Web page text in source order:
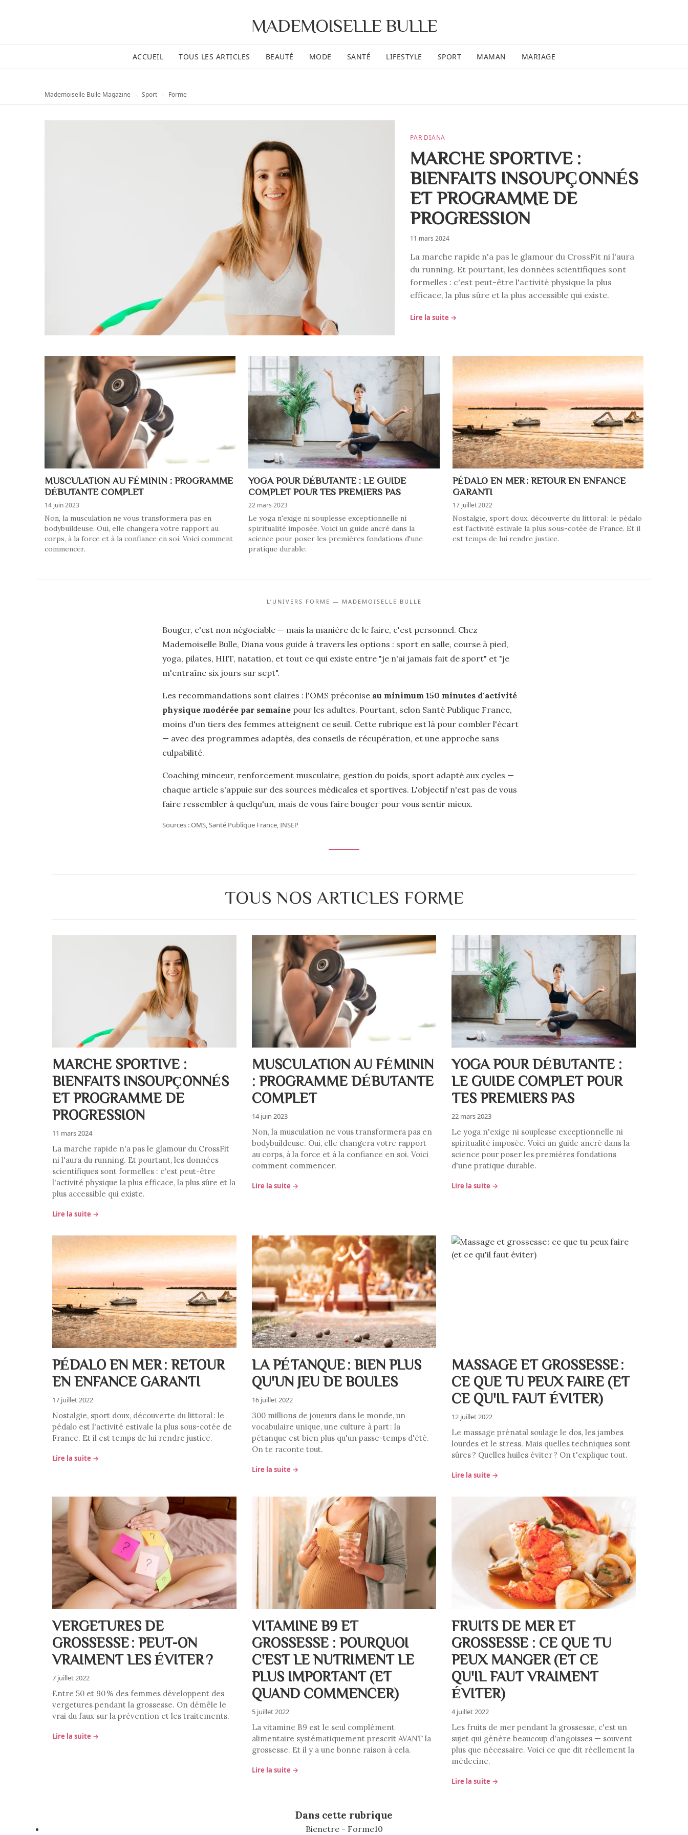
MADEMOISELLE BULLE
ACCUEIL TOUS LES ARTICLES BEAUTÉ MODE SANTÉ LIFESTYLE SPORT MAMAN MARIAGE
Mademoiselle Bulle Magazine Sport Forme
PAR DIANA
MARCHE SPORTIVE :
BIENFAITS INSOUPÇONNÉS
ET PROGRAMME DE
PROGRESSION
11 mars 2024
La marche rapide n'a pas le glamour du CrossFit ni l'aura
du running. Et pourtant, les données scientifiques sont
formelles : c'est peut-être l'activité physique la plus
efficace, la plus sûre et la plus accessible qui existe.
Lire la suite →
MUSCULATION AU FÉMININ : PROGRAMME
DÉBUTANTE COMPLET
14 juin 2023
Non, la musculation ne vous transformera pas en
bodybuildeuse. Oui, elle changera votre rapport au
corps, à la force et à la confiance en soi. Voici comment
commencer.
YOGA POUR DÉBUTANTE : LE GUIDE
COMPLET POUR TES PREMIERS PAS
22 mars 2023
Le yoga n'exige ni souplesse exceptionnelle ni
spiritualité imposée. Voici un guide ancré dans la
science pour poser les premières fondations d'une
pratique durable.
PÉDALO EN MER : RETOUR EN ENFANCE
GARANTI
17 juillet 2022
Nostalgie, sport doux, découverte du littoral : le pédalo
est l'activité estivale la plus sous-cotée de France. Et il
est temps de lui rendre justice.
L’UNIVERS FORME — MADEMOISELLE BULLE
Bouger, c'est non négociable — mais la manière de le faire, c'est personnel. Chez
Mademoiselle Bulle, Diana vous guide à travers les options : sport en salle, course à pied,
yoga, pilates, HIIT, natation, et tout ce qui existe entre "je n'ai jamais fait de sport" et "je
m'entraîne six jours sur sept".
Les recommandations sont claires : l'OMS préconise au minimum 150 minutes d'activité
physique modérée par semaine pour les adultes. Pourtant, selon Santé Publique France,
moins d'un tiers des femmes atteignent ce seuil. Cette rubrique est là pour combler l'écart
— avec des programmes adaptés, des conseils de récupération, et une approche sans
culpabilité.
Coaching minceur, renforcement musculaire, gestion du poids, sport adapté aux cycles —
chaque article s'appuie sur des sources médicales et sportives. L'objectif n'est pas de vous
faire ressembler à quelqu'un, mais de vous faire bouger pour vous sentir mieux.
Sources : OMS, Santé Publique France, INSEP
TOUS NOS ARTICLES FORME
MARCHE SPORTIVE :
BIENFAITS INSOUPÇONNÉS
ET PROGRAMME DE
PROGRESSION
11 mars 2024
La marche rapide n'a pas le glamour du CrossFit
ni l'aura du running. Et pourtant, les données
scientifiques sont formelles : c'est peut-être
l'activité physique la plus efficace, la plus sûre et la
plus accessible qui existe.
Lire la suite →
MUSCULATION AU FÉMININ
: PROGRAMME DÉBUTANTE
COMPLET
14 juin 2023
Non, la musculation ne vous transformera pas en
bodybuildeuse. Oui, elle changera votre rapport
au corps, à la force et à la confiance en soi. Voici
comment commencer.
Lire la suite →
YOGA POUR DÉBUTANTE :
LE GUIDE COMPLET POUR
TES PREMIERS PAS
22 mars 2023
Le yoga n'exige ni souplesse exceptionnelle ni
spiritualité imposée. Voici un guide ancré dans la
science pour poser les premières fondations
d'une pratique durable.
Lire la suite →
PÉDALO EN MER : RETOUR
EN ENFANCE GARANTI
17 juillet 2022
Nostalgie, sport doux, découverte du littoral : le
pédalo est l'activité estivale la plus sous-cotée de
France. Et il est temps de lui rendre justice.
Lire la suite →
LA PÉTANQUE : BIEN PLUS
QU'UN JEU DE BOULES
16 juillet 2022
300 millions de joueurs dans le monde, un
vocabulaire unique, une culture à part : la
pétanque est bien plus qu'un passe-temps d'été.
On te raconte tout.
Lire la suite →
MASSAGE ET GROSSESSE :
CE QUE TU PEUX FAIRE (ET
CE QU'IL FAUT ÉVITER)
12 juillet 2022
Le massage prénatal soulage le dos, les jambes
lourdes et le stress. Mais quelles techniques sont
sûres ? Quelles huiles éviter ? On t'explique tout.
Lire la suite →
VERGETURES DE
GROSSESSE : PEUT-ON
VRAIMENT LES ÉVITER ?
7 juillet 2022
Entre 50 et 90 % des femmes développent des
vergetures pendant la grossesse. On démêle le
vrai du faux sur la prévention et les traitements.
Lire la suite →
VITAMINE B9 ET
GROSSESSE : POURQUOI
C'EST LE NUTRIMENT LE
PLUS IMPORTANT (ET
QUAND COMMENCER)
5 juillet 2022
La vitamine B9 est le seul complément
alimentaire systématiquement prescrit AVANT la
grossesse. Et il y a une bonne raison à cela.
Lire la suite →
FRUITS DE MER ET
GROSSESSE : CE QUE TU
PEUX MANGER (ET CE
QU'IL FAUT VRAIMENT
ÉVITER)
4 juillet 2022
Les fruits de mer pendant la grossesse, c'est un
sujet qui génère beaucoup d'angoisses — souvent
plus que nécessaire. Voici ce que dit réellement la
médecine.
Lire la suite →
Dans cette rubrique
Bienetre - Forme10